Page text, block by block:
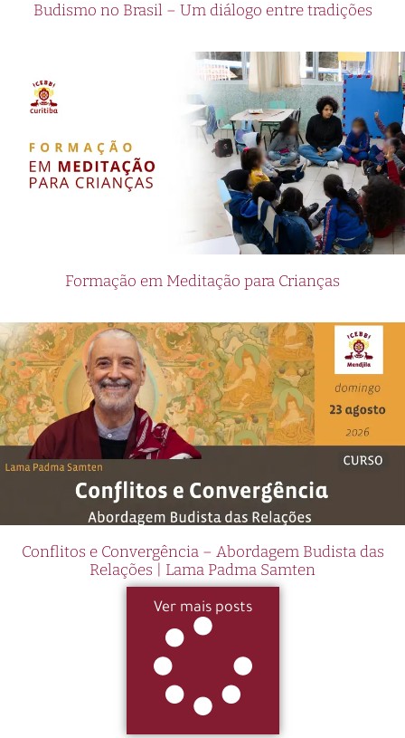
Budismo no Brasil – Um diálogo entre tradições
Formação em Meditação para Crianças
Conflitos e Convergência – Abordagem Budista das
Relações | Lama Padma Samten
Ver mais posts